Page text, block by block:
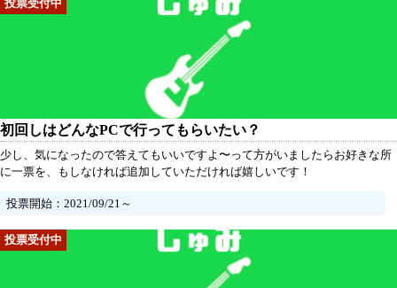
初回しはどんなPCで行ってもらいたい？
少し、気になったので答えてもいいですよ〜って方がいましたらお好きな所
に一票を、もしなければ追加していただければ嬉しいです！
投票開始：2021/09/21～